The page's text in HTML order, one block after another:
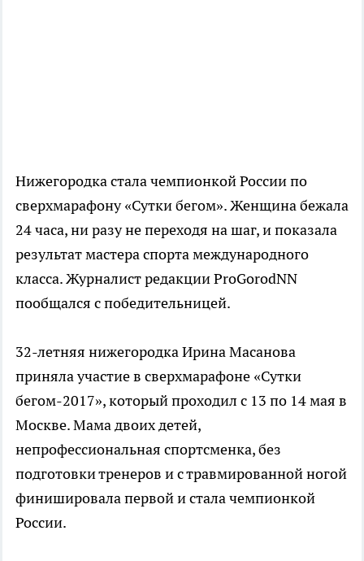
Нижегородка стала чемпионкой России по
сверхмарафону «Сутки бегом». Женщина бежала
24 часа, ни разу не переходя на шаг, и показала
результат мастера спорта международного
класса. Журналист редакции ProGorodNN
пообщался с победительницей.
32-летняя нижегородка Ирина Масанова
приняла участие в сверхмарафоне «Сутки
бегом-2017», который проходил с 13 по 14 мая в
Москве. Мама двоих детей,
непрофессиональная спортсменка, без
подготовки тренеров и с травмированной ногой
финишировала первой и стала чемпионкой
России.